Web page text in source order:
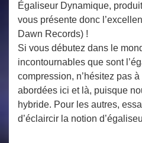
Égaliseur Dynamique,
vous présente donc
Dawn Records) !
Si vous débutez dans le
incontournables que sont
compression, n’hésitez pas
abordées ici et là, puisque
hybride. Pour les autres,
d’éclaircir la notion